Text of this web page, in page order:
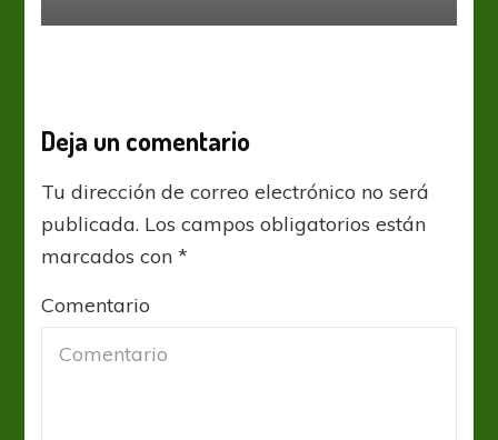
Deja un comentario
Tu dirección de correo electrónico no será
publicada. Los campos obligatorios están
marcados con*
Comentario